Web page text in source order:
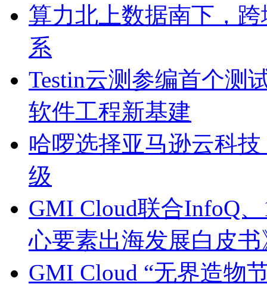
算力北上数据南下，
系
Testin云测参编首个测
软件工程新基建
哈啰选择亚马逊云科
级
GMI Cloud联合InfoQ
心要素出海发展白皮书
GMI Cloud “无界造物